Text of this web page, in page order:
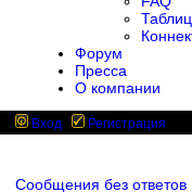
Форум
Пресса
О компании
Вход Регистрация
Сообщения без ответов